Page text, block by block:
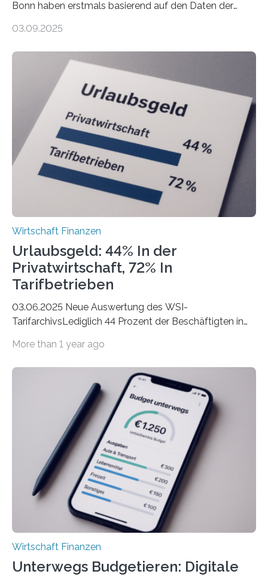
Bonn haben erstmals basierend auf den Daten der
Landkreise mit den meisten Gründungen von
ist demnach Berlin. Betrachtet man nur die Gründungen
der Freiberuflerinnen, so liegt Leipzig an der Spitze. In
Berlin starteten in 2024 die meisten Personen in eine
eigene freiberufliche Existenz, dahinter folgten die
Städte Hamburg, München und Köln. Betrachtet man
hingegen die Existenzgründungsintensität – die Anzahl
der freiberuflichen Gründungen je…
03.09.2025
Wirtschaft Finanzen
Urlaubsgeld: 44% In der
Privatwirtschaft, 72% In
Tarifbetrieben
03.06.2025 Neue Auswertung des WSI-
TarifarchivsLediglich 44 Prozent der Beschäftigten in
tarifgebundenen Betrieben ist der Anteil mit 72 Prozent
Unterkünfte fast überall deutlich teurer geworden. Für
viele Beschäftigte ist deshalb das zumeist im Juni oder
Juli ausgezahlte Urlaubsgeld ein wichtiger Faktor, um
sich den wohlverdienten Jahresurlaub leisten zu
können. Allerdings erhält mit 44 Prozent noch nicht
einmal die Hälfte aller Beschäftigten in der
Privatwirtschaft Urlaubsgeld. Zu diesem…
More than 1 year ago
Wirtschaft Finanzen
Unterwegs Budgetieren: Digitale